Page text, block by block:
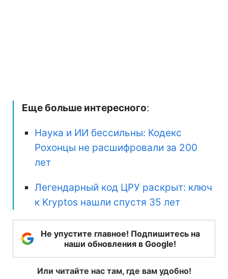
Еще больше интересного:
Наука и ИИ бессильны: Кодекс
Рохонцы не расшифровали за 200
лет
Легендарный код ЦРУ раскрыт: ключ
к Kryptos нашли спустя 35 лет
Не упустите главное! Подпишитесь на
наши обновления в Google!
Или читайте нас там, где вам удобно!